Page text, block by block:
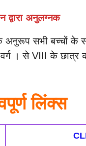
द्वारा अनुलग्नक
अनुरूप सभी बच्चों के
। से VIII के छात्र
लिंक्स